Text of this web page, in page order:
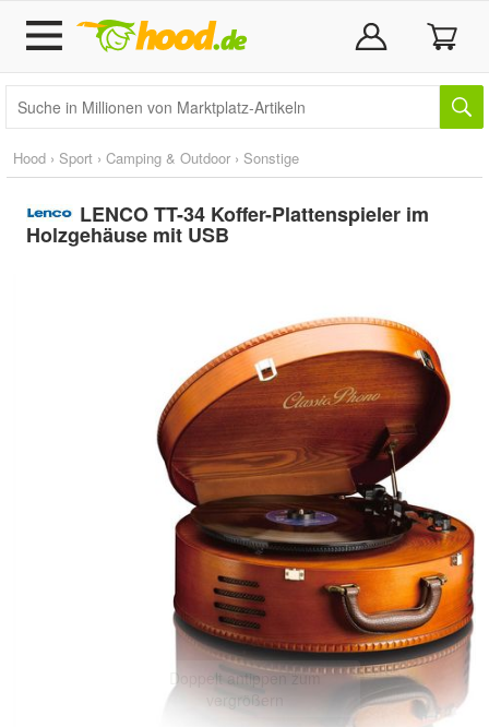
Hood › Sport › Camping & Outdoor › Sonstige
LENCO TT-34 Koffer-Plattenspieler im
Holzgehäuse mit USB
Doppelt antippen zum
vergrößern